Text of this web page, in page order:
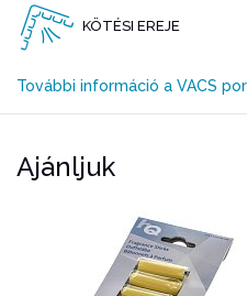
KÖTÉSI EREJE
További információ a VACS
Ajánljuk